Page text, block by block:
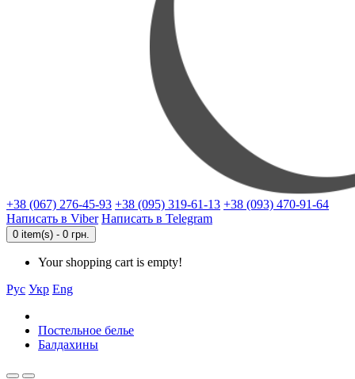
+38 (067) 276-45-93 +38 (095) 319-61-13 +38 (093) 470-91-64
Написать в Viber Написать в Telegram
0 item(s) - 0 грн.
Your shopping cart is empty!
Рус Укр Eng
Постельное белье
Балдахины